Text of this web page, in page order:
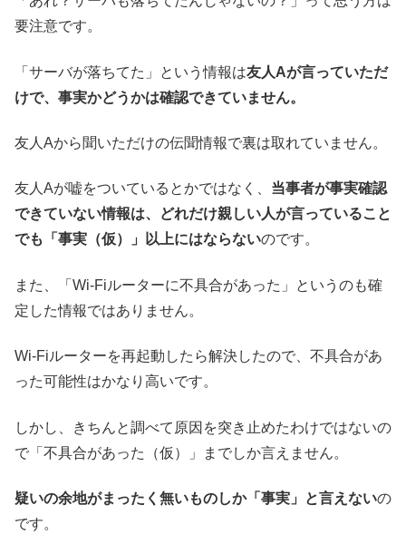
要注意です。
「サーバが落ちてた」という情報は友人Aが言っていただ
けで、事実かどうかは確認できていません。
友人Aから聞いただけの伝聞情報で裏は取れていません。
友人Aが嘘をついているとかではなく、 当事者が事実確認
できていない情報は、どれだけ親しい人が言っていること
でも「事実（仮）」以上にはならないのです。
また、「Wi-Fiルーターに不具合があった」というのも確
定した情報ではありません。
Wi-Fiルーターを再起動したら解決したので、不具合があ
った可能性はかなり高いです。
しかし、きちんと調べて原因を突き止めたわけではないの
で「不具合があった（仮）」までしか言えません。
疑いの余地がまったく無いものしか「事実」と言えないの
です。